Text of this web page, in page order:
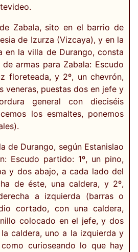
Zabala, sito en el barrio de
de Izurza (Vizcaya), y en la
en la villa de Durango, consta
armas para Zabala: Escudo
floreteada, y 2º, un chevrón,
veneras, puestas dos en jefe y
general con dieciséis
los esmaltes, ponemos
de Durango, según Estanislao
Escudo partido: 1º, un pino,
y dos abajo, a cada lado del
de éste, una caldera, y 2º,
a izquierda (barras o
cortado, con una caldera,
colocado en el jefe, y dos
caldera, uno a la izquierda y
curioseando lo que hay